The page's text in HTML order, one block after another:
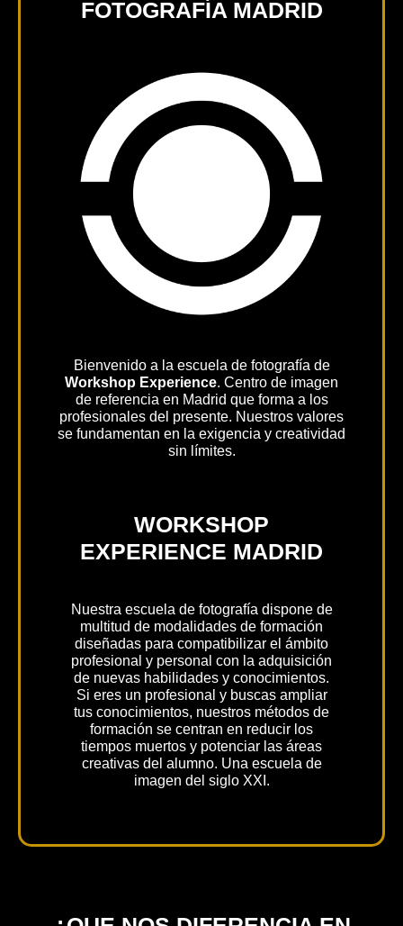
FOTOGRAFÍA MADRID
Bienvenido a la escuela de fotografía de
Workshop Experience. Centro de imagen
de referencia en Madrid que forma a los
profesionales del presente. Nuestros valores
se fundamentan en la exigencia y creatividad
sin límites.
WORKSHOP
EXPERIENCE MADRID
Nuestra escuela de fotografía dispone de
multitud de modalidades de formación
diseñadas para compatibilizar el ámbito
profesional y personal con la adquisición
de nuevas habilidades y conocimientos.
Si eres un profesional y buscas ampliar
tus conocimientos, nuestros métodos de
formación se centran en reducir los
tiempos muertos y potenciar las áreas
creativas del alumno. Una escuela de
imagen del siglo XXI.